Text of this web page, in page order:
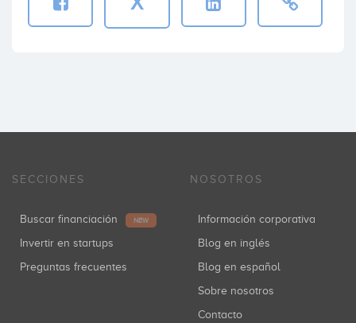
SECCIONES
Buscar financiación NEW
Invertir en startups
Preguntas frecuentes
NOSOTROS
Información corporativa
Blog en inglés
Blog en español
Sobre nosotros
Contacto